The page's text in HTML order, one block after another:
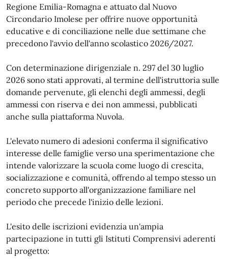
Regione Emilia-Romagna e attuato dal Nuovo
Circondario Imolese per offrire nuove opportunità
educative e di conciliazione nelle due settimane che
precedono l'avvio dell'anno scolastico 2026/2027.
Con determinazione dirigenziale n. 297 del 30 luglio
2026 sono stati approvati, al termine dell'istruttoria sulle
domande pervenute, gli elenchi degli ammessi, degli
ammessi con riserva e dei non ammessi, pubblicati
anche sulla piattaforma Nuvola.
L'elevato numero di adesioni conferma il significativo
interesse delle famiglie verso una sperimentazione che
intende valorizzare la scuola come luogo di crescita,
socializzazione e comunità, offrendo al tempo stesso un
concreto supporto all'organizzazione familiare nel
periodo che precede l'inizio delle lezioni.
L'esito delle iscrizioni evidenzia un'ampia
partecipazione in tutti gli Istituti Comprensivi aderenti
al progetto: